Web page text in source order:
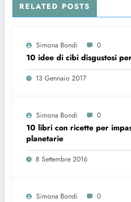
RELATED POSTS
Simona Bondi 0
10 idee di cibi disgustosi
13 Gennaio 2017
Simona Bondi 0
10 libri con ricette per
planetarie
8 Settembre 2016
Simona Bondi 0